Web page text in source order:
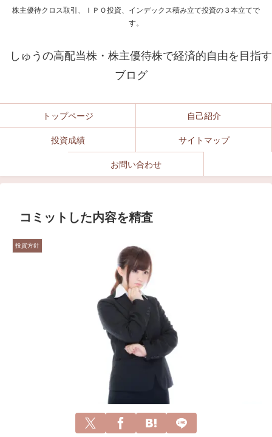
株主優待クロス取引、ＩＰＯ投資、インデックス積み立て投資の３本立てで
す。
しゅうの高配当株・株主優待株で経済的自由を目指す
ブログ
トップページ 自己紹介
投資成績 サイトマップ
お問い合わせ
コミットした内容を精査
投資方針